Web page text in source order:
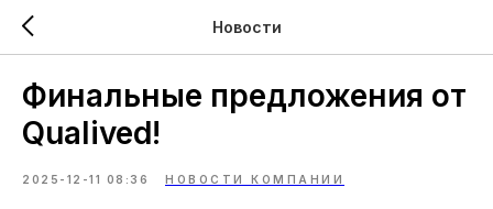
Новости
Финальные предложения от
Qualived!
2025-12-11 08:36 НОВОСТИ КОМПАНИИ